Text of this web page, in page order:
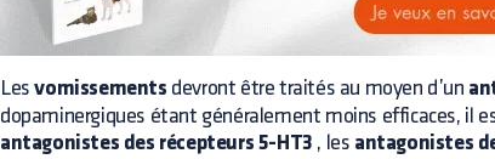
Lesvomissements devront être traités au moyen d’un
dopaminergiques étant généralement moins efficaces, il
antagonistes des récepteurs 5-HT3 , les antagonistes